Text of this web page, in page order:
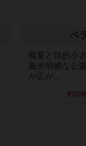
ベ
概要と目的小
風光明媚な公
が広が...
約15